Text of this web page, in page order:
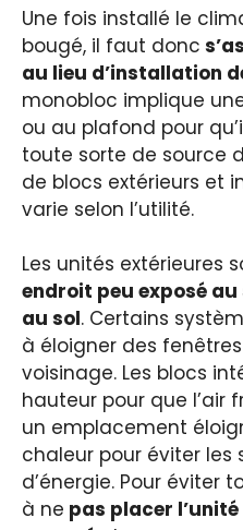
Une fois installé le
bougé, il faut donc
au lieu d’installation
monobloc implique
ou au plafond pour
toute sorte de source
de blocs extérieurs et
varie selon l’utilité.
Les unités extérieures
endroit peu exposé
au sol. Certains
à éloigner des
voisinage. Les blocs
hauteur pour que l’air
un emplacement
chaleur pour éviter
d’énergie. Pour éviter
à ne pas placer l’unité